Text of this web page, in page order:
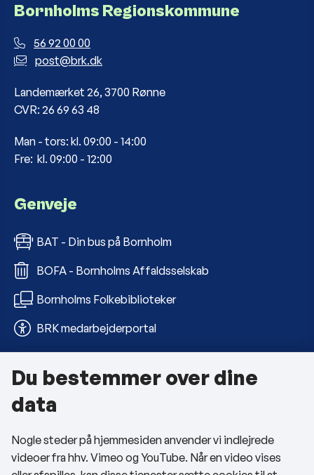
Bornholms Regionskommune
56 92 00 00
post@brk.dk
Landemærket 26, 3700 Rønne
CVR: 26 69 63 48
Man - tors: kl. 09:00 - 14:00
Fre: kl. 09:00 - 12:00
Genveje
BAT - Din bus på Bornholm
BOFA - Bornholms Affaldsselskab
Bornholms Folkebiblioteker
BRK medarbejderportal
Om kommunen
Kontakt os
Telefon- og åbningstider
Tilgængelighedserklæring
Du bestemmer over dine
data
Nogle steder på hjemmesiden anvender vi indlejrede
videoer fra hhv. Vimeo og YouTube. Når en video vises